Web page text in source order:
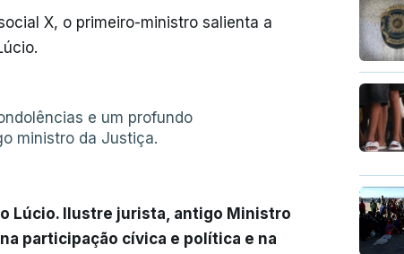
X, o primeiro-ministro salienta a
e um profundo
ministro da Justiça.
Lúcio. Ilustre jurista, antigo Ministro
participação cívica e política e na